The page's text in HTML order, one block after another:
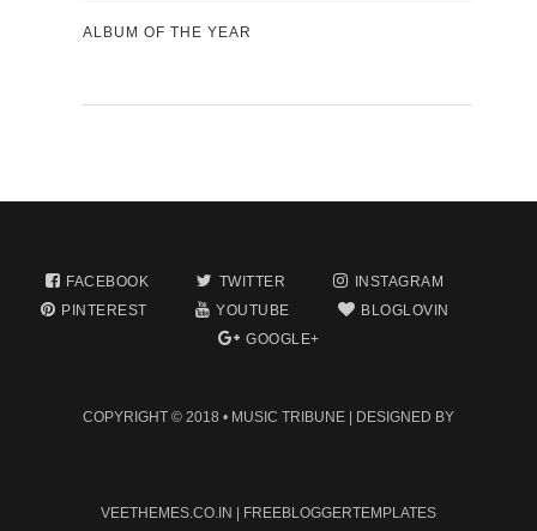
ALBUM OF THE YEAR
FACEBOOK TWITTER
INSTAGRAM
PINTEREST
YOUTUBE
BLOGLOVIN
GOOGLE+
COPYRIGHT © 2018 • MUSIC TRIBUNE | DESIGNED BY
VEETHEMES.CO.IN | FREEBLOGGERTEMPLATES